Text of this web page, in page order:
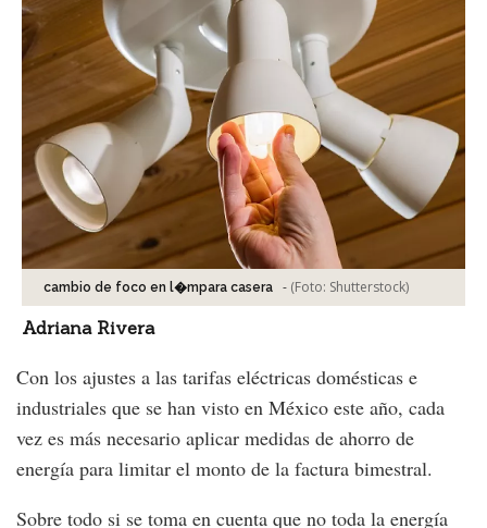
cambio de foco en l�mpara casera - (Foto: Shutterstock)
Adriana Rivera
Con los ajustes a las tarifas eléctricas domésticas e
industriales que se han visto en México este año, cada
vez es más necesario aplicar medidas de ahorro de
energía para limitar el monto de la factura bimestral.
Sobre todo si se toma en cuenta que no toda la energía